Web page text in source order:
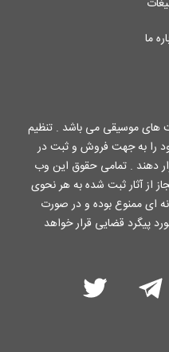
ما
های موسیقی می باشد . تنظیم
را به جهت فروش و ثبت در
دهند . تمامی حقوق این وب
از آثار ثبت شده به هر نحوی
رایانه ای ممنوع بوده و در صورت
پیگرد قضایی قرار خواهد